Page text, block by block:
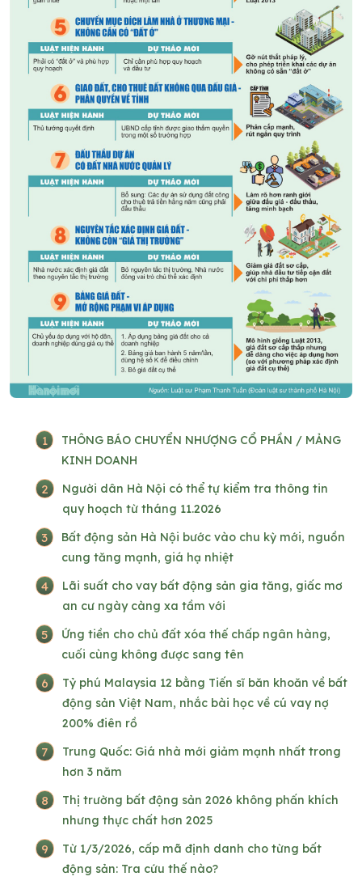
1
THÔNG BÁO CHUYỂN NHƯỢNG CỔ PHẦN / MẢNG
KINH DOANH
2
Người dân Hà Nội có thể tự kiểm tra thông tin
quy hoạch từ tháng 11.2026
3
Bất động sản Hà Nội bước vào chu kỳ mới, nguồn
cung tăng mạnh, giá hạ nhiệt
4
Lãi suất cho vay bất động sản gia tăng, giấc mơ
an cư ngày càng xa tầm với
5
Ứng tiền cho chủ đất xóa thế chấp ngân hàng,
cuối cùng không được sang tên
6
Tỷ phú Malaysia 12 bằng Tiến sĩ băn khoăn về bất
động sản Việt Nam, nhắc bài học về cú vay nợ
200% điên rồ
7
Trung Quốc: Giá nhà mới giảm mạnh nhất trong
hơn 3 năm
8
Thị trường bất động sản 2026 không phấn khích
nhưng thực chất hơn 2025
9
Từ 1/3/2026, cấp mã định danh cho từng bất
động sản: Tra cứu thế nào?